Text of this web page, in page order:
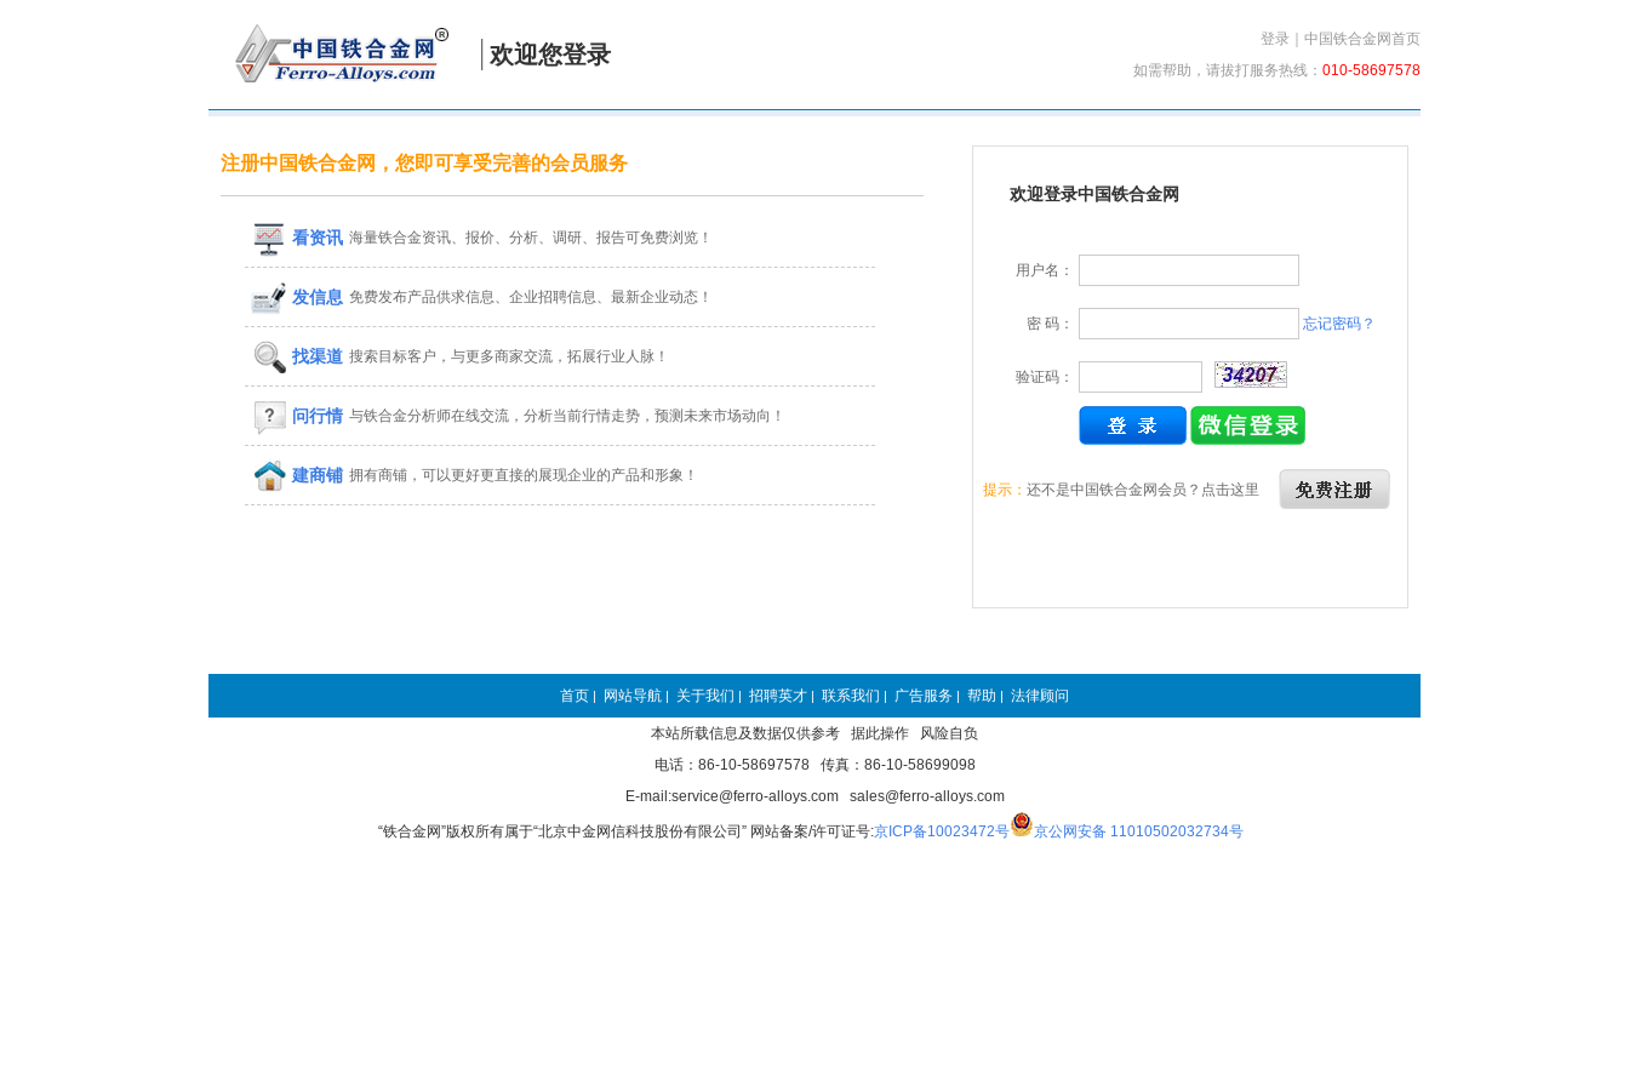
欢迎您登录
登录
中国铁合金网首页
如需帮助，请拔打服务热线： 010-58697578
注册中国铁合金网，您即可享受完善的会员服务
看资讯 海量铁合金资讯、报价、分析、调研、报告可免费浏览！
发信息 免费发布产品供求信息、企业招聘信息、最新企业动态！
找渠道 搜索目标客户，与更多商家交流，拓展行业人脉！
问行情 与铁合金分析师在线交流，分析当前行情走势，预测未来市场动向！
建商铺 拥有商铺，可以更好更直接的展现企业的产品和形象！
欢迎登录中国铁合金网
用户名：
密 码： 忘记密码？
验证码：
提示： 还不是中国铁合金网会员？点击这里
首页 | 网站导航 | 关于我们 | 招聘英才 | 联系我们 | 广告服务 | 帮助 | 法律顾问
本站所载信息及数据仅供参考 据此操作 风险自负
电话：86-10-58697578 传真：86-10-58699098
E-mail:service@ferro-alloys.com sales@ferro-alloys.com
“铁合金网”版权所有属于“北京中金网信科技股份有限公司” 网站备案/许可证号:京ICP备10023472号 京公网安备 11010502032734号